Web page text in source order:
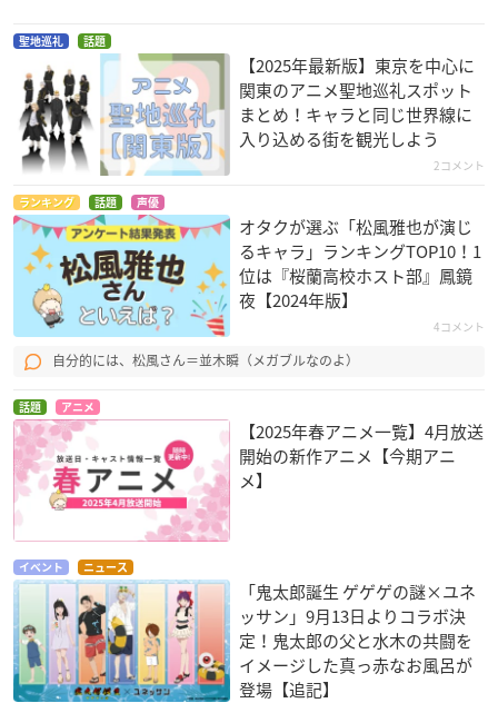
聖地巡礼 話題
【2025年最新版】東京を中心に
関東のアニメ聖地巡礼スポット
まとめ！キャラと同じ世界線に
入り込める街を観光しよう
2コメント
ランキング 話題 声優
オタクが選ぶ「松風雅也が演じ
るキャラ」ランキングTOP10！1
位は『桜蘭高校ホスト部』鳳鏡
夜【2024年版】
4コメント
自分的には、松風さん＝並木瞬（メガブルなのよ）
話題 アニメ
【2025年春アニメ一覧】4月放送
開始の新作アニメ【今期アニ
メ】
イベント ニュース
「鬼太郎誕生 ゲゲゲの謎×ユネ
ッサン」9月13日よりコラボ決
定！鬼太郎の父と水木の共闘を
イメージした真っ赤なお風呂が
登場【追記】